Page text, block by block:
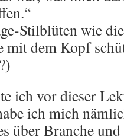
Stilblüten wie
mit dem Kopf
ich vor dieser
ich mich
über Branche